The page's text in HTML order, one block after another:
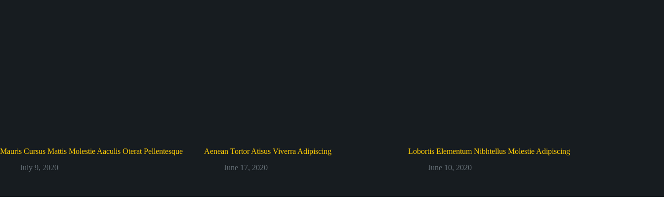
Mauris Cursus Mattis Molestie Aaculis Oterat Pellentesque
July 9, 2020
Aenean Tortor Atisus Viverra Adipiscing
June 17, 2020
Lobortis Elementum Nibhtellus Molestie Adipiscing
June 10, 2020